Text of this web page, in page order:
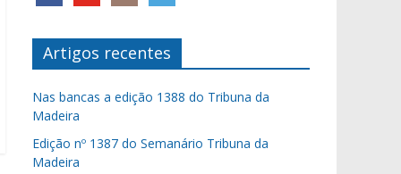
Artigos recentes
Nas bancas a edição 1388 do Tribuna da
Madeira
Edição nº 1387 do Semanário Tribuna da
Madeira